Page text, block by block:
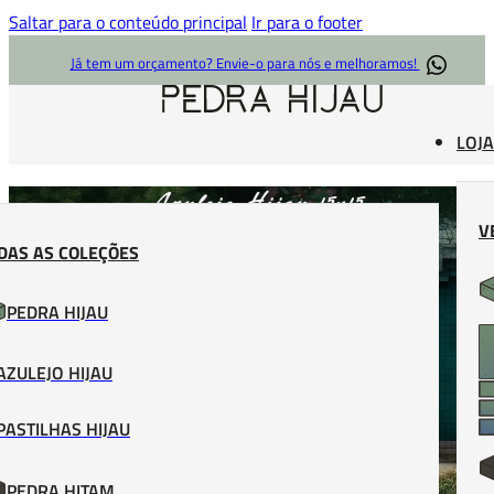
Saltar para o conteúdo principal Ir para o footer
Já tem um orçamento? Envie-o para nós e melhoramos!
AS COLEÇÕES
PEDRA HIJAU
HIJAU
HIJAU
LOJA
Azulejo Hijau 15x15